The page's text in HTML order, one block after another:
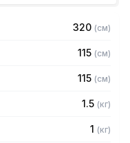
320 (см)
115 (см)
115 (см)
1.5 (кг)
1 (кг)